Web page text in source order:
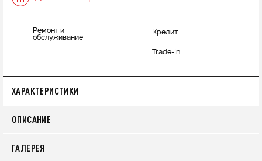
Ремонт и
обслуживание
Кредит
Trade-in
ХАРАКТЕРИСТИКИ
ОПИСАНИЕ
ГАЛЕРЕЯ